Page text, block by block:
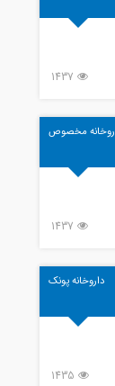
1437
مخصوص
1437
داروخانه پونک
1435